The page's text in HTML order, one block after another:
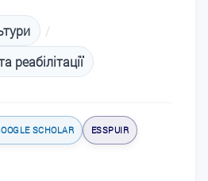
/
реабілітації
SCHOLAR ESSPUIR